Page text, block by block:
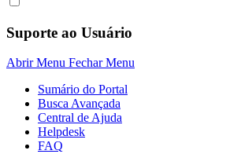
Suporte ao Usuário
Abrir Menu Fechar Menu
Sumário do Portal
Busca Avançada
Central de Ajuda
Helpdesk
FAQ